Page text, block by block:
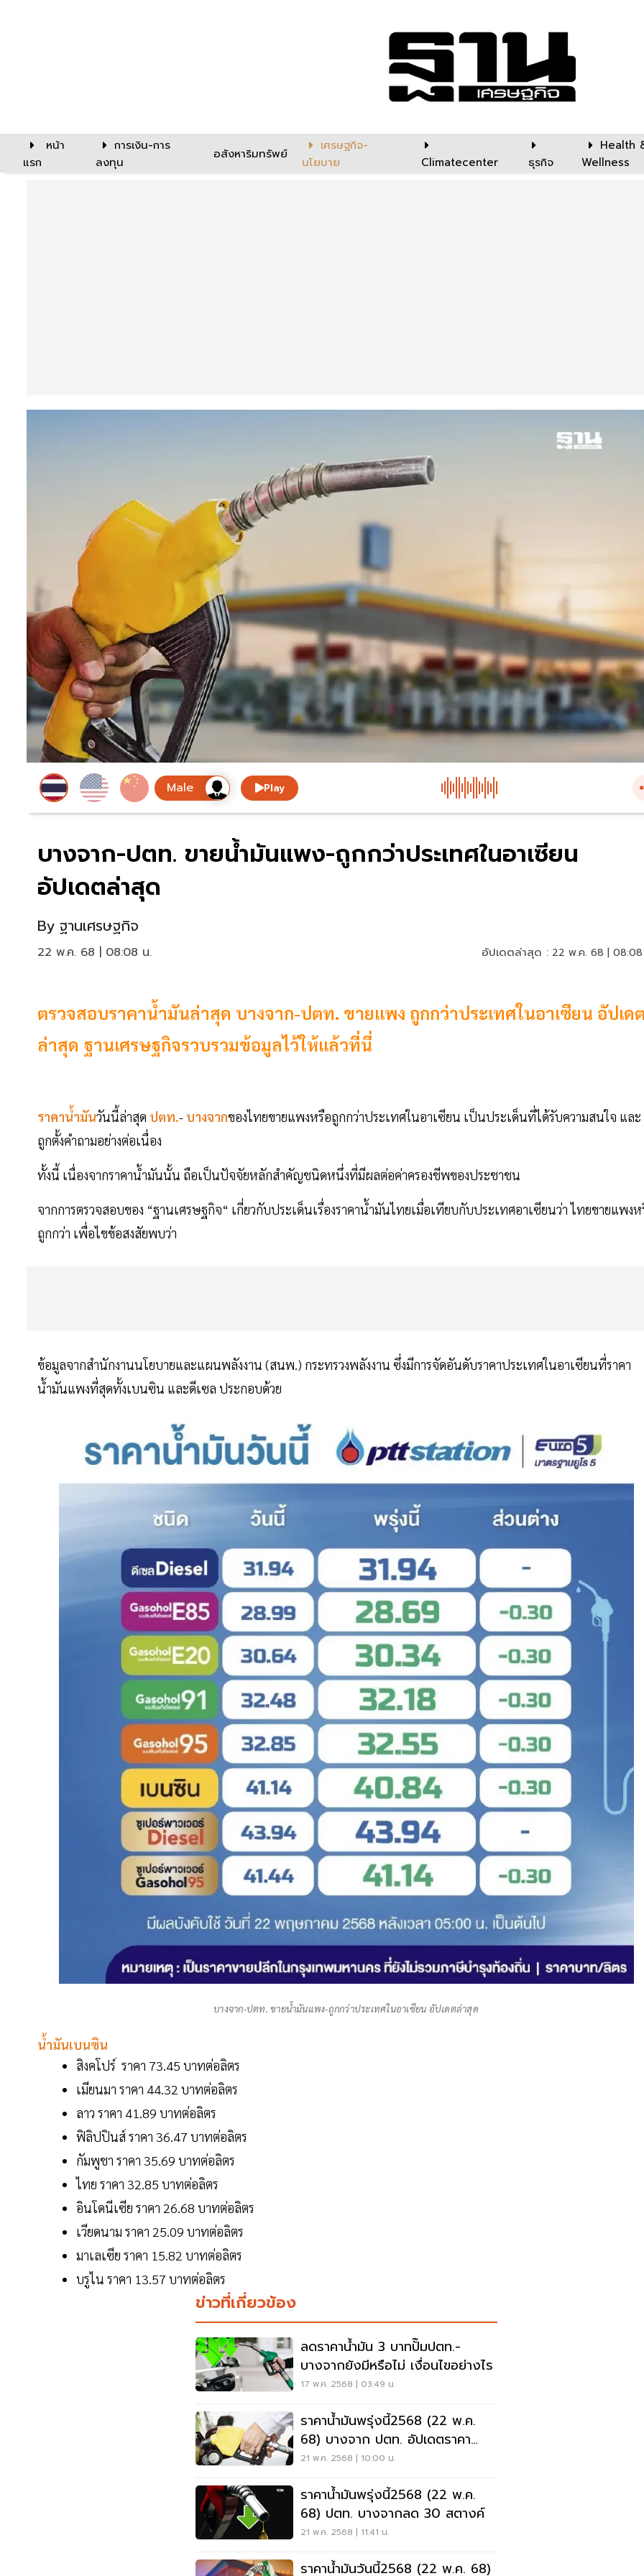
หน้า
แรก
การเงิน-การ
ลงทุน
อสังหาริมทรัพย์
เศรษฐกิจ-
นโยบาย
Climatecenter ธุรกิจ
Health
Wellness
Play
บางจาก-ปตท. ขายน้ำมันแพง-ถูกกว่าประเทศในอาเซียน
อัปเดตล่าสุด
By ฐานเศรษฐกิจ
22 พ.ค. 68 | 08:08 น. อัปเดตล่าสุด : 22 พ.ค. 68 |
ตรวจสอบราคาน้ำมันล่าสุด บางจาก-ปตท. ขายแพง ถูกกว่าประเทศในอาเซียน อัปเด
ล่าสุด ฐานเศรษฐกิจรวบรวมข้อมูลไว้ให้แล้วที่นี่
ราคาน้ำมันวันนี้ล่าสุด ปตท.- บางจากของไทยขายแพงหรือถูกกว่าประเทศในอาเซียน เป็นประเด็นที่ได้รับความสนใจ และ
ถูกตั้งคำถามอย่างต่อเนื่อง
ทั้งนี้ เนื่องจากราคาน้ำมันนั้น ถือเป็นปัจจัยหลักสำคัญชนิดหนึ่งที่มีผลต่อค่าครองชีพของประชาชน
จากการตรวจสอบของ “ฐานเศรษฐกิจ“ เกี่ยวกับประเด็นเรื่องราคาน้ำมันไทยเมื่อเทียบกับประเทศอาเซียนว่า ไทยขายแพง
ถูกกว่า เพื่อไขข้อสงสัยพบว่า
ข้อมูลจากสำนักงานนโยบายและแผนพลังงาน (สนพ.) กระทรวงพลังงาน ซึ่งมีการจัดอันดับราคาประเทศในอาเซียนที่ราคา
น้ำมันแพงที่สุดทั้งเบนซิน และดีเซล ประกอบด้วย
บางจาก-ปตท. ขายน้ำมันแพง-ถูกกว่าประเทศในอาเซียน อัปเดตล่าสุด
น้ำมันเบนซิน
สิงคโปร์ ราคา 73.45 บาทต่อลิตร
เมียนมา ราคา 44.32 บาทต่อลิตร
ลาว ราคา 41.89 บาทต่อลิตร
ฟิลิปปินส์ ราคา 36.47 บาทต่อลิตร
กัมพูชา ราคา 35.69 บาทต่อลิตร
ไทย ราคา 32.85 บาทต่อลิตร
อินโดนีเซีย ราคา 26.68 บาทต่อลิตร
เวียดนาม ราคา 25.09 บาทต่อลิตร
มาเลเซีย ราคา 15.82 บาทต่อลิตร
บรูไน ราคา 13.57 บาทต่อลิตร
ข่าวที่เกี่ยวข้อง
ลดราคาน้ำมัน 3 บาทปั๊มปตท.-
บางจากยังมีหรือไม่ เงื่อนไขอย่างไร
17 พ.ค. 2568 | 03:49 น.
ราคาน้ำมันพรุ่งนี้2568 (22 พ.ค.
68) บางจาก ปตท. อัปเดตราคา
ล่าสุด
21 พ.ค. 2568 | 10:00 น.
ราคาน้ำมันพรุ่งนี้2568 (22 พ.ค.
68) ปตท. บางจากลด 30 สตางค์
21 พ.ค. 2568 | 11:41 น.
ราคาน้ำมันวันนี้2568 (22 พ.ค. 68)